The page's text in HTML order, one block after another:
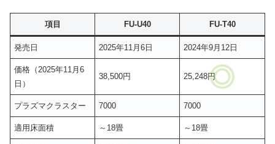
項目 FU-U40 FU-T40
発売日 2025年11月6日 2024年9月12日
価格（2025年11月6
日）
38,500円 25,248円
プラズマクラスター 7000 7000
適用床面積 ～18畳 ～18畳